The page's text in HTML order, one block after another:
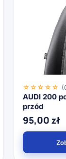
☆☆☆☆☆
AUDI 200
przód
95,00zł